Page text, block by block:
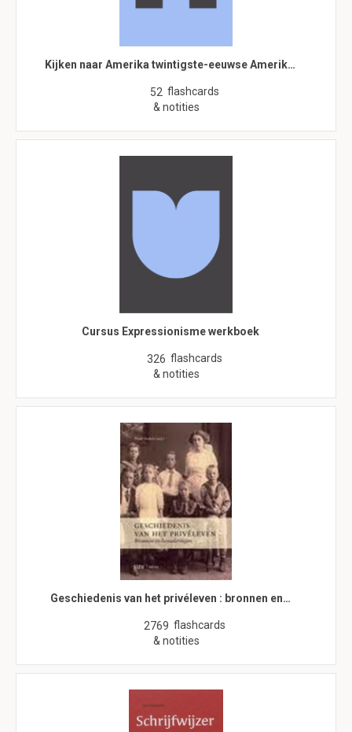
Kijken naar Amerika twintigste-eeuwse Amerik…
52 flashcards
& notities
Cursus Expressionisme werkboek
326 flashcards
& notities
Geschiedenis van het privéleven : bronnen en…
2769 flashcards
& notities